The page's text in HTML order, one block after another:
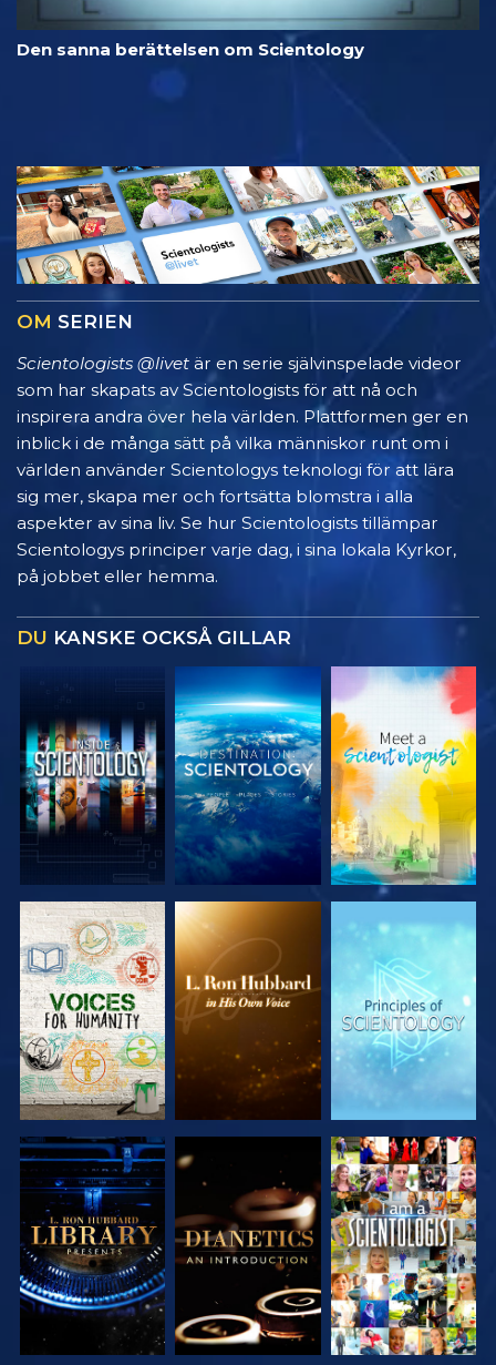
Den sanna berättelsen om Scientology
OM SERIEN
Scientologists @livet är en serie självinspelade videor
som har skapats av Scientologists för att nå och
inspirera andra över hela världen. Plattformen ger en
inblick i de många sätt på vilka människor runt om i
världen använder Scientologys teknologi för att lära
sig mer, skapa mer och fortsätta blomstra i alla
aspekter av sina liv. Se hur Scientologists tillämpar
Scientologys principer varje dag, i sina lokala Kyrkor,
på jobbet eller hemma.
DU KANSKE OCKSÅ GILLAR
UTFORSKA
SERIEN
UTFORSKA
SERIEN
UTFORSKA
SERIEN
UTFORSKA
SERIEN
UTFORSKA
SERIEN
TITTA